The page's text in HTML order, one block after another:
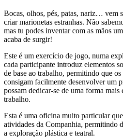
Bocas, olhos, pés, patas, nariz… vem
criar marionetas estranhas. Não
mas tu podes inventar com as mãos
acaba de surgir!
Este é um exercício de jogo, numa
cada participante introduz elementos
de base ao trabalho, permitindo que
consigam facilmente desenvolver um
possam dedicar-se de uma forma
trabalho.
Esta é uma oficina muito particular
atividades da Companhia, permitindo
a exploração plástica e teatral.